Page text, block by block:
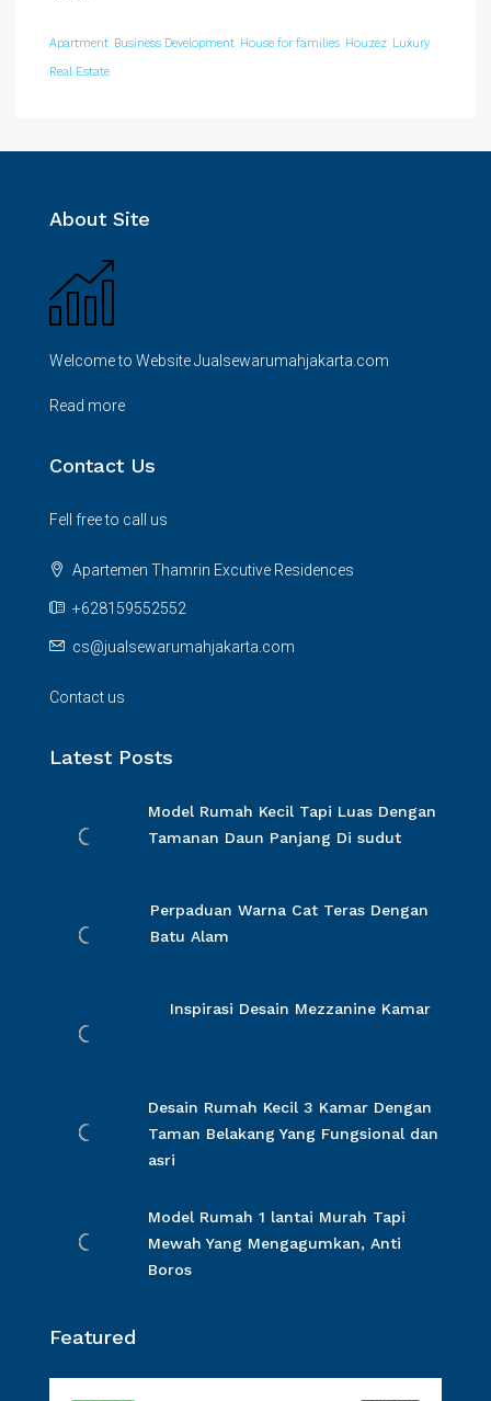
Apartment Business Development House for families Houzez Luxury
Real Estate
About Site
Welcome to Website Jualsewarumahjakarta.com
Read more
Contact Us
Fell free to call us
Apartemen Thamrin Excutive Residences
+628159552552
cs@jualsewarumahjakarta.com
Contact us
Latest Posts
Model Rumah Kecil Tapi Luas Dengan
Tamanan Daun Panjang Di sudut
Perpaduan Warna Cat Teras Dengan
Batu Alam
Inspirasi Desain Mezzanine Kamar
Desain Rumah Kecil 3 Kamar Dengan
Taman Belakang Yang Fungsional dan
asri
Model Rumah 1 lantai Murah Tapi
Mewah Yang Mengagumkan, Anti
Boros
Featured